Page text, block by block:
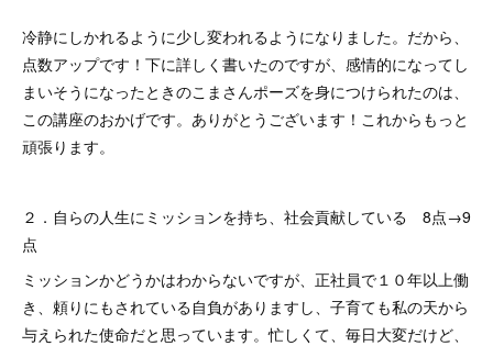
冷静にしかれるように少し変われるようになりました。だから、
点数アップです！下に詳しく書いたのですが、感情的になってし
まいそうになったときのこまさんポーズを身につけられたのは、
この講座のおかげです。ありがとうございます！これからもっと
頑張ります。
２．自らの人生にミッションを持ち、社会貢献している 8点→9
点
ミッションかどうかはわからないですが、正社員で１０年以上働
き、頼りにもされている自負がありますし、子育ても私の天から
与えられた使命だと思っています。忙しくて、毎日大変だけど、